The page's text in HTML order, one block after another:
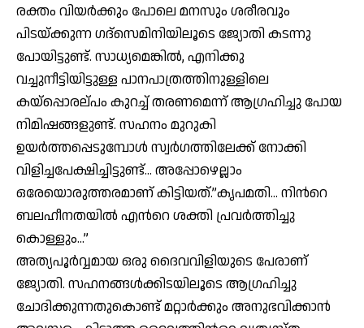
രക്തം വിയര്‍ക്കും പോലെ മനസും ശരീരവും
പിടയ്ക്കുന്ന ഗദ്സെമിനിയിലൂടെ ജ്യോതി കടന്നു
പോയിട്ടുണ്ട്. സാധ്യമെങ്കില്‍, എനിക്കു
വച്ചുനീട്ടിയിട്ടുള്ള പാനപാത്രത്തിനുള്ളിലെ
കയ്പ്പൊരല്പം കുറച്ച് തരണമെന്ന് ആഗ്രഹിച്ചു പോയ
നിമിഷങ്ങളുണ്ട്. സഹനം മുറുകി
ഉയര്‍ത്തപ്പെടുമ്പോള്‍ സ്വര്‍ഗത്തിലേക്ക് നോക്കി
വിളിച്ചപേക്ഷിച്ചിട്ടുണ്ട്… അപ്പോഴെല്ലാം
ഒരേയൊരുത്തരമാണ് കിട്ടിയത്.”കൃപമതി… നിന്‍റെ
ബലഹീനതയില്‍ എന്‍റെ ശക്തി പ്രവര്‍ത്തിച്ചു
കൊള്ളും…”
അത്യപൂര്‍വ്വമായ ഒരു ദൈവവിളിയുടെ പേരാണ്
ജ്യോതി. സഹനങ്ങള്‍ക്കിടയിലൂടെ ആഗ്രഹിച്ചു
ചോദിക്കുന്നതുകൊണ്ട് മറ്റാര്‍ക്കും അനുഭവിക്കാന്‍